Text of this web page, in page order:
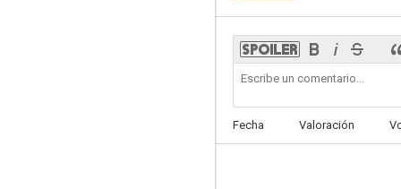
Fecha Valoración